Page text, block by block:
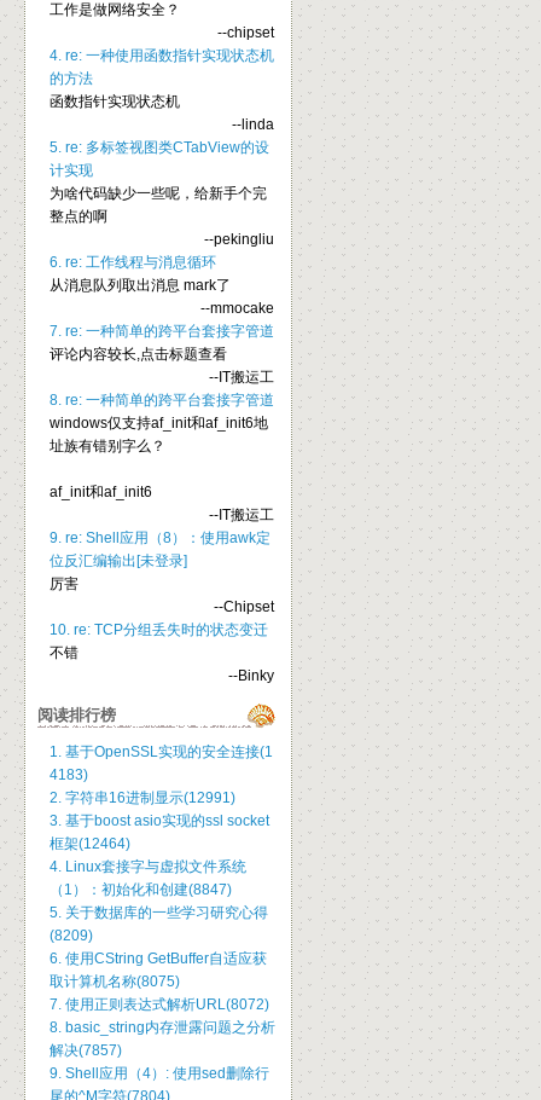
工作是做网络安全？
--chipset
4. re: 一种使用函数指针实现状态机
的方法
函数指针实现状态机
--linda
5. re: 多标签视图类CTabView的设
计实现
为啥代码缺少一些呢，给新手个完
整点的啊
--pekingliu
6. re: 工作线程与消息循环
从消息队列取出消息 mark了
--mmocake
7. re: 一种简单的跨平台套接字管道
评论内容较长,点击标题查看
--IT搬运工
8. re: 一种简单的跨平台套接字管道
windows仅支持af_init和af_init6地
址族有错别字么？
af_init和af_init6
--IT搬运工
9. re: Shell应用（8）：使用awk定
位反汇编输出[未登录]
厉害
--Chipset
10. re: TCP分组丢失时的状态变迁
不错
--Binky
阅读排行榜
1. 基于OpenSSL实现的安全连接(1
4183)
2. 字符串16进制显示(12991)
3. 基于boost asio实现的ssl socket
框架(12464)
4. Linux套接字与虚拟文件系统
（1）：初始化和创建(8847)
5. 关于数据库的一些学习研究心得
(8209)
6. 使用CString GetBuffer自适应获
取计算机名称(8075)
7. 使用正则表达式解析URL(8072)
8. basic_string内存泄露问题之分析
解决(7857)
9. Shell应用（4）: 使用sed删除行
尾的^M字符(7804)